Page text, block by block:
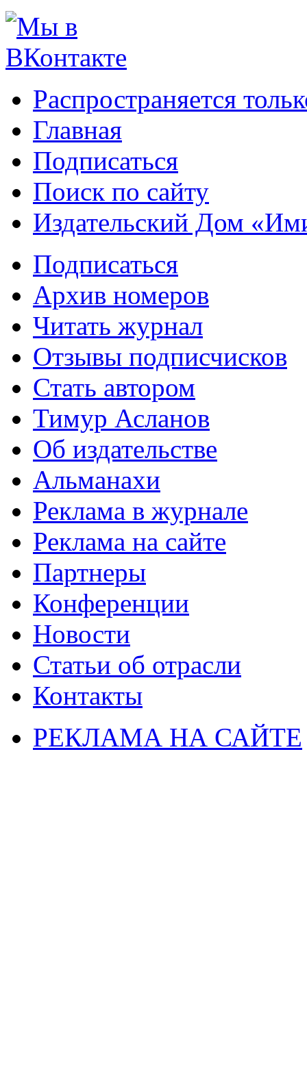
Распространяется
Главная
Подписаться
Поиск по сайту
Издательский Дом
Подписаться
Архив номеров
Читать журнал
Отзывы подписчисков
Стать автором
Тимур Асланов
Об издательстве
Альманахи
Реклама в журнале
Реклама на сайте
Партнеры
Конференции
Новости
Статьи об отрасли
Контакты
РЕКЛАМА НА САЙТЕ